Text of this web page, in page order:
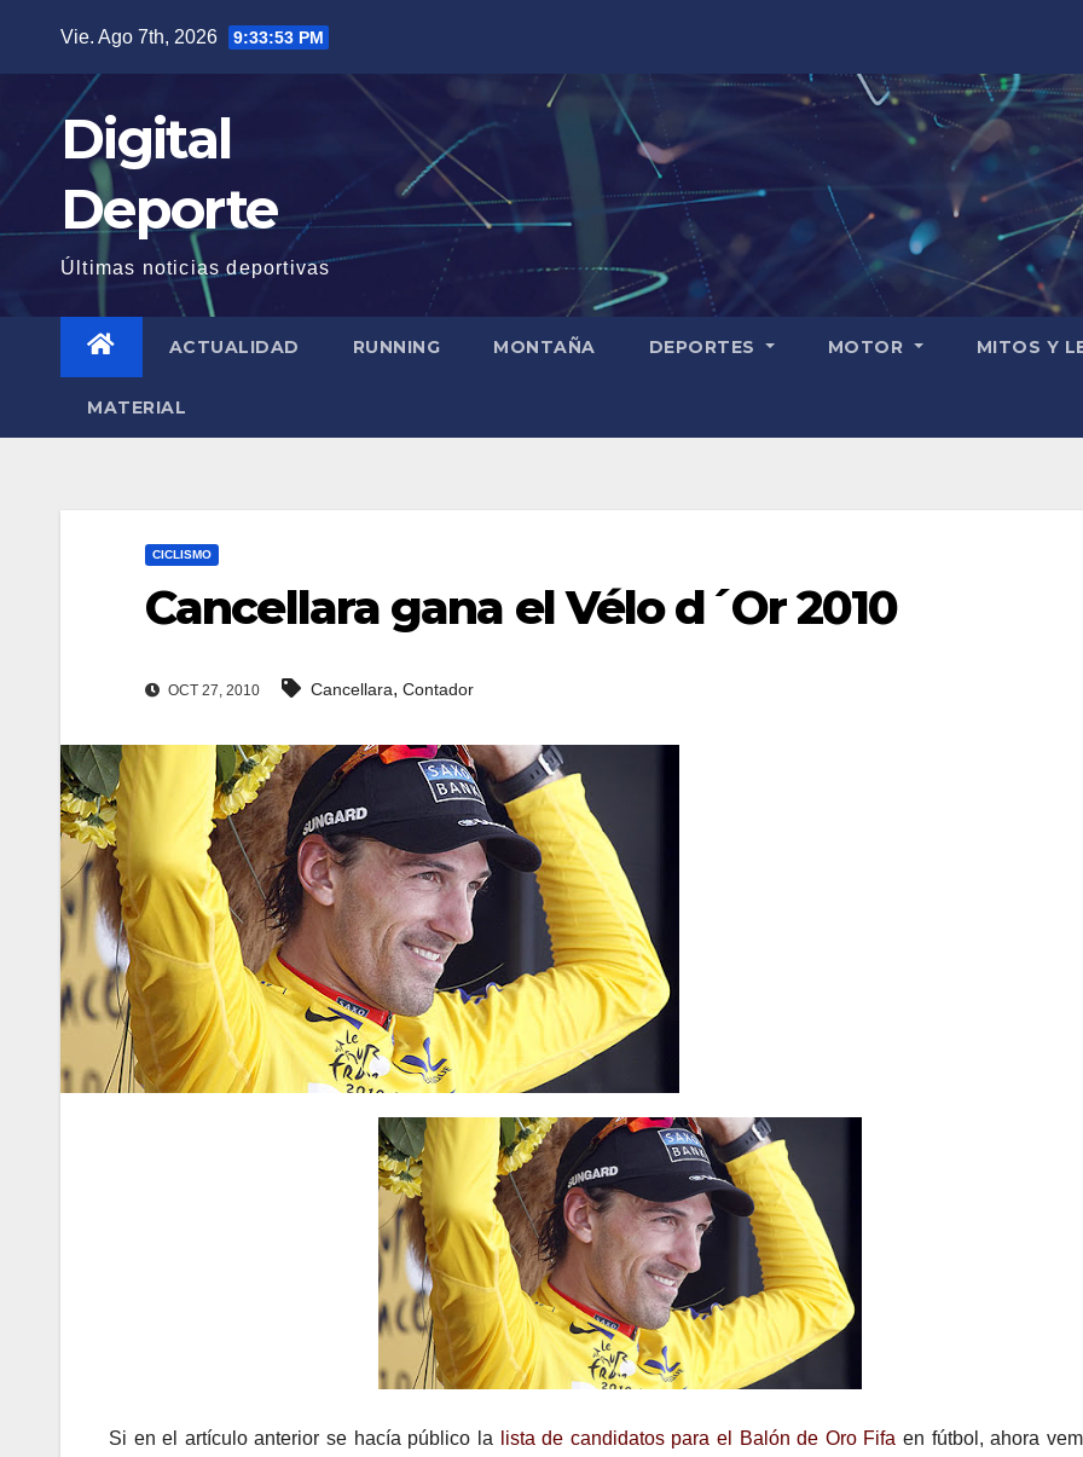
contenido
Vie. Ago 7th, 2026 9:33:54 PM
Digital
Deporte
Últimas noticias deportivas
ACTUALIDAD RUNNING MONTAÑA DEPORTES MOTOR MITOS Y
MATERIAL
CICLISMO
Cancellara gana el Vélo d´Or 2010
OCT 27, 2010 Cancellara, Contador
Si en el artículo anterior se hacía público la lista de candidatos para el Balón de Oro Fifaen fútbol, ahora